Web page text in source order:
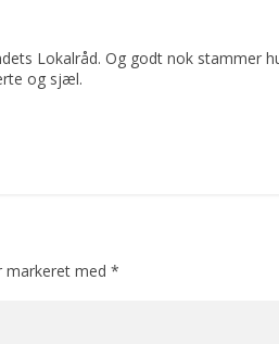
Lokalråd. Og godt nok stammer
og sjæl.
markeret med*